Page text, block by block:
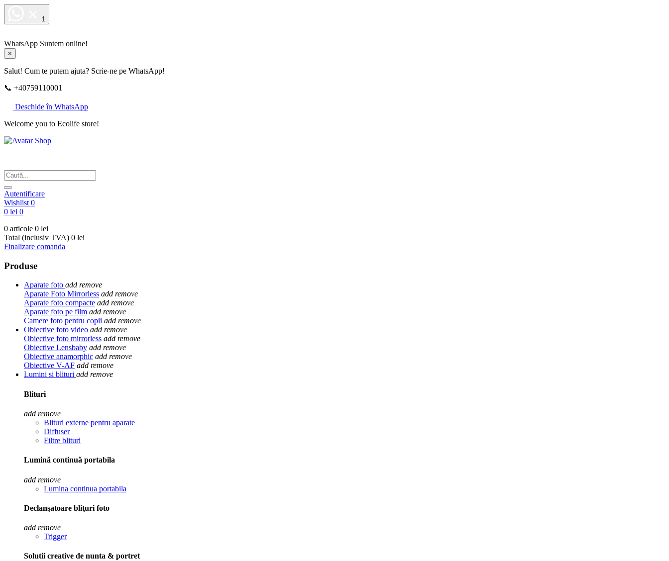
1
WhatsApp Suntem online!
×
Salut! Cum te putem ajuta? Scrie-ne pe WhatsApp!
📞 +40759110001
Deschide în WhatsApp
Welcome you to Ecolife store!
Autentificare
Wishlist 0
0 lei 0
0 articole 0 lei
Total (inclusiv TVA) 0 lei
Finalizare comanda
Produse
Aparate foto add remove
Aparate Foto Mirrorless add remove
Aparate foto compacte add remove
Aparate foto pe film add remove
Camere foto pentru copii add remove
Obiective foto video add remove
Obiective foto mirrorless add remove
Obiective Lensbaby add remove
Obiective anamorphic add remove
Obiective V-AF add remove
Lumini si blituri add remove
Blituri
add remove
Blituri externe pentru aparate
Diffuser
Filtre blituri
Lumină continuă portabila
add remove
Lumina continua portabila
Declanşatoare bliţuri foto
add remove
Trigger
Solutii creative de nunta & portret